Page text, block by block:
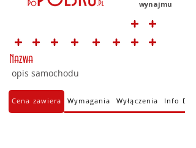
wynajmu
Nazwa
opis samochodu
Cena zawiera Wymagania Wyłączenia Info